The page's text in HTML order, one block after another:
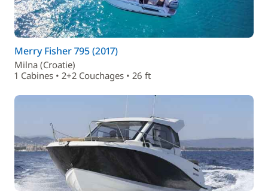
Merry Fisher 795 (2017)
Milna (Croatie)
1 Cabines • 2+2 Couchages • 26 ft